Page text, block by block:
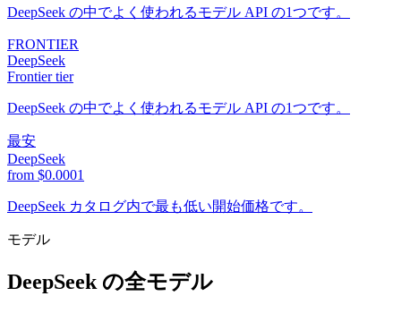
DeepSeek の中でよく使われるモデル API の1つです。
FRONTIER
DeepSeek
Frontier tier
DeepSeek の中でよく使われるモデル API の1つです。
最安
DeepSeek
from $0.0001
DeepSeek カタログ内で最も低い開始価格です。
モデル
DeepSeek の全モデル